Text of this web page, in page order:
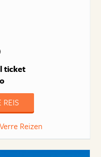
ticket
REIS
Reizen